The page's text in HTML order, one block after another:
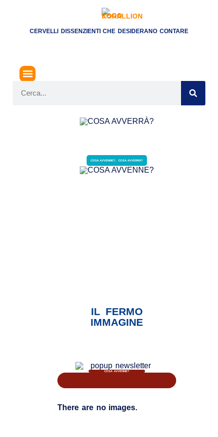
CERVELLI DISSENZIENTI CHE DESIDERANO CONTARE
COSA AVVENNE? COSA AVVERRÀ?
IL FERMO
IMMAGINE
COSA AVVENNE?
There are no images.